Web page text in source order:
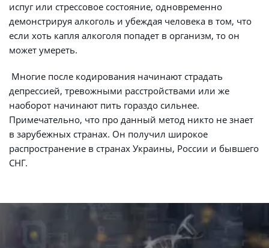
испуг или стрессовое состояние, одновременно
демонстрируя алкоголь и убеждая человека в том, что
если хоть капля алкоголя попадет в организм, то он
может умереть.
депрессией, тревожными расстройствами или же
наоборот начинают пить гораздо сильнее.
Примечательно, что про данный метод никто не знает
в зарубежных странах. Он получил широкое
распространение в странах Украины, России и бывшего
СНГ.